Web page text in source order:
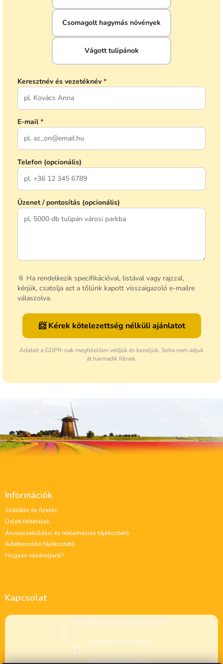
Csomagolt hagymás növények
Vágott tulipánok
Keresztnév és vezetéknév *
E-mail*
Telefon (opcionális)
Üzenet / pontosítás (opcionális)
📎 Ha rendelkezik specifikációval, listával vagy rajzzal,
kérjük, csatolja azt a tőlünk kapott visszaigazoló e-mailre
válaszolva.
📨 Kérek kötelezettség nélküli ajánlatot
Adatait a GDPR-nak megfelelően védjük és kezeljük. Soha nem adjuk
át harmadik félnek.
Információk
Szállítás és fizetés
Üzleti feltételek
Áruvisszaküldési és reklamációs tájékoztató
Adatkezelési tájékoztató
Hogyan vásároljunk?
Kapcsolat
info@tulipanokhollandiabol.hu
tulipanokhollandiabol
tulipanokhollandiabol